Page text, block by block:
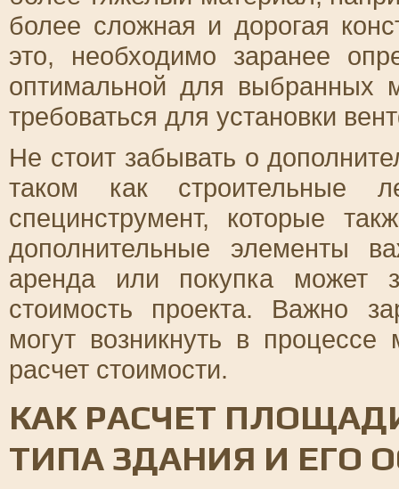
более сложная и дорогая
это, необходимо заранее
оптимальной для выбранных
требоваться для установки
Не стоит забывать о
таком как строительные
специнструмент, которые
дополнительные элементы
аренда или покупка может
стоимость проекта. Важно
могут возникнуть в
расчет стоимости.
КАК РАСЧЕТ
ТИПА ЗДАНИЯ И ЕГО